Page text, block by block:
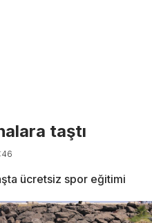
taştı
ücretsiz spor eğitimi